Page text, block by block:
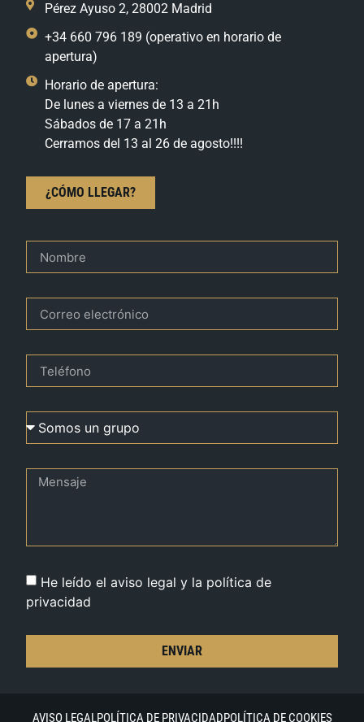
Pérez Ayuso 2, 28002 Madrid
+34 660 796 189 (operativo en horario de
apertura)
Horario de apertura:
De lunes a viernes de 13 a 21h
Sábados de 17 a 21h
Cerramos del 13 al 26 de agosto!!!!
¿CÓMO LLEGAR?
He leído el aviso legal y la política de
privacidad
ENVIAR
AVISO LEGALPOLÍTICA DE PRIVACIDADPOLÍTICA DE COOKIES